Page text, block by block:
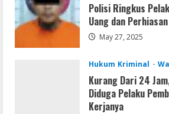
Lan
Dune: Awakening
Direct Link 2026
August 7, 2026
Polisi Ringkus
Uang dan
May 27, 2025
Hukum Kriminal
Kurang Dari 24
Diduga Pelaku
Kerjanya